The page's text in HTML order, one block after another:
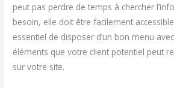
peut pas perdre de temps à chercher
besoin, elle doit être facilement
essentiel de disposer d’un bon menu
éléments que votre client potentiel peut
sur votre site.